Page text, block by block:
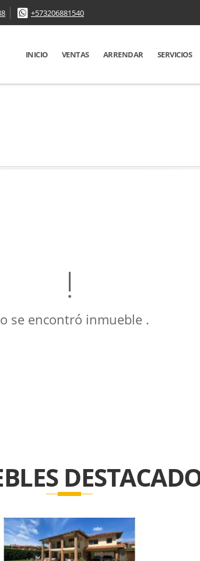
+573206881540
INICIO VENTAS ARRENDAR SERVICIOS
se encontró inmueble .